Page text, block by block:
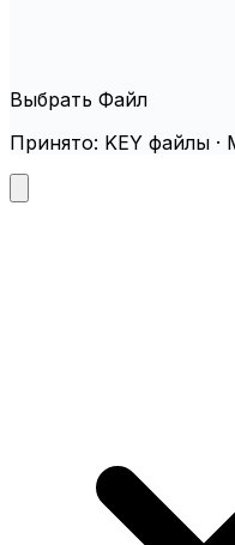
Выбрать Файл
Принято: KEY файлы ·